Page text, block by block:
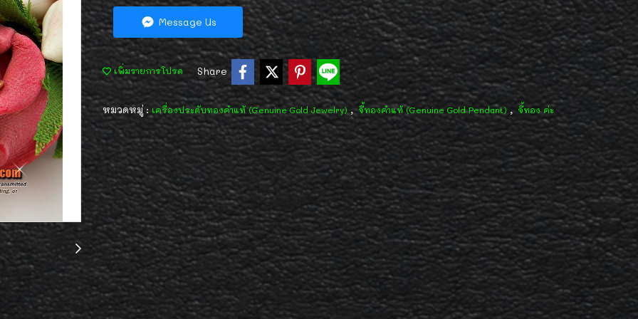
Message Us
เพิ่มรายการโปรด Share
หมวดหมู่ : เครื่องประดับทองคำแท้ (Genuine Gold Jewelry) , จี้ทองคำแท้ (Genuine Gold Pendant) , จี้ทอง ค่ะ